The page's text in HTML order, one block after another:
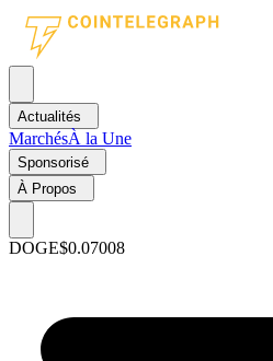
Actualités
MarchésÀ la Une
Sponsorisé
À Propos
DOGE$0.07008